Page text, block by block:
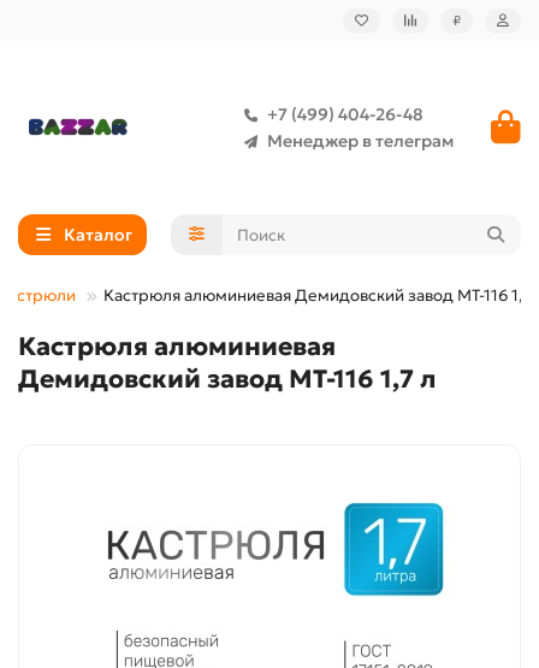
₽
+7 (499) 404-26-48
Менеджер в телеграм
Каталог
Кастрюля алюминиевая Демидовский завод МТ-116 1,7
Кастрюля алюминиевая
Демидовский завод МТ-116 1,7 л